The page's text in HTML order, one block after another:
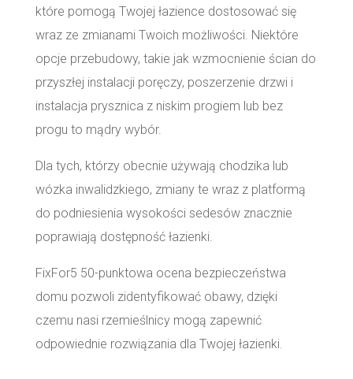
które pomogą Twojej łazience dostosować się
wraz ze zmianami Twoich możliwości. Niektóre
opcje przebudowy, takie jak wzmocnienie ścian do
przyszłej instalacji poręczy, poszerzenie drzwi i
instalacja prysznica z niskim progiem lub bez
progu to mądry wybór.
Dla tych, którzy obecnie używają chodzika lub
wózka inwalidzkiego, zmiany te wraz z platformą
do podniesienia wysokości sedesów znacznie
poprawiają dostępność łazienki.
FixFor5 50-punktowa ocena bezpieczeństwa
domu pozwoli zidentyfikować obawy, dzięki
czemu nasi rzemieślnicy mogą zapewnić
odpowiednie rozwiązania dla Twojej łazienki.